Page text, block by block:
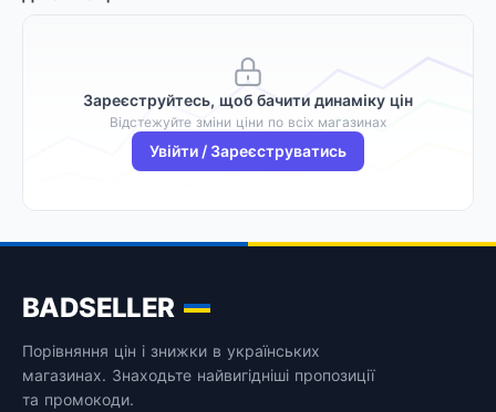
Зареєструйтесь, щоб бачити динаміку цін
Відстежуйте зміни ціни по всіх магазинах
Увійти / Зареєструватись
BADSELLER
Порівняння цін і знижки в українських
магазинах. Знаходьте найвигідніші пропозиції
та промокоди.